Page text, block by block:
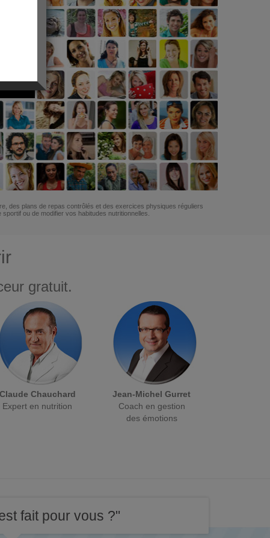
des plans de repas contrôlés et des exercices physiques réguliers
ou de modifier vos habitudes nutritionnelles.
gratuit.
Claude Chauchard
Expert en nutrition
Jean-Michel Gurret
Coach en gestion
des émotions
fait pour vous ?"